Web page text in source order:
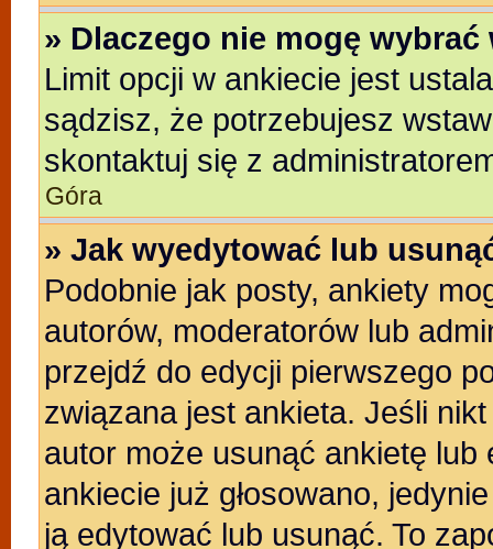
» Dlaczego nie mogę
Limit opcji w ankiecie jest
sądzisz, że potrzebujesz
skontaktuj się z
Góra
» Jak wyedytować lub
Podobnie jak posty, ankiety
autorów, moderatorów lub
przejdź do edycji pierwszego
związana jest ankieta. Jeśli
autor może usunąć ankietę
ankiecie już głosowano,
ją edytować lub usunąć. To